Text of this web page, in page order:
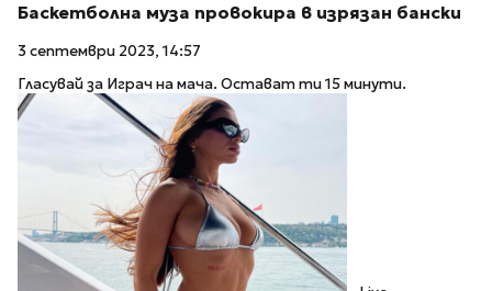
Баскетболна муза провокира в изрязан бански
3 септември 2023, 14:57
Гласувай за Играч на мача. Остават ти 15 минути.